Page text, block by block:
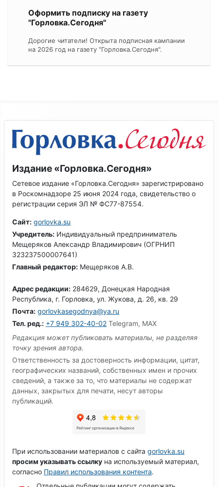
Оформить подписку на газету
"Горловка.Сегодня"
Дорогие читатели! Открыта подписная кампании
на 2026 год на газету "Горловка.Сегодня".
Издание «Горловка.Сегодня»
Сетевое издание «Горловка.Сегодня» зарегистрировано
в Роскомнадзоре 25 июня 2024 года, свидетельство о
регистрации серия ЭЛ № ФС77-87554.
Сайт: gorlovka.su
Учредитель: Индивидуальный предприниматель
Мещеряков Александр Владимирович (ОГРНИП
323237500007641)
Главный редактор: Мещеряков А.В.
Адрес редакции: 284629, Донецкая Народная
Республика, г. Горловка, ул. Жукова, д. 26, кв. 29
Почта: gorlovkasegodnya@ya.ru
Тел. ред.: +7 949 302-40-02 Telegram, MAX
Редакция может публиковать материалы, не разделяя
точку зрения автора.
Ответственность за достоверность информации, цитат,
географических названий, собственных имен и прочих
сведений, а также за то, что материалы не содержат
данных, закрытых для печати, несут авторы
публикаций.
При использовании материалов с сайта gorlovka.su
просим указывать ссылку на используемый материал,
согласно Правил использования контента.